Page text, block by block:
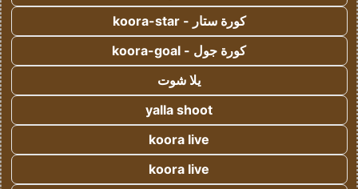
كورة ستار - koora-star
كورة جول - koora-goal
يلا شوت
yalla shoot
koora live
koora live